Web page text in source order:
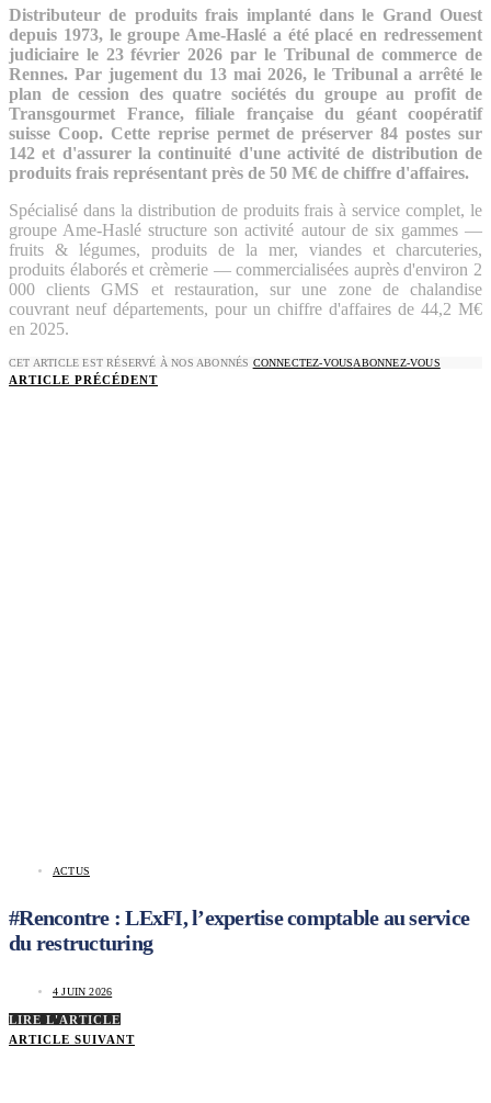
Distributeur de produits frais implanté dans le Grand Ouest
depuis 1973, le groupe Ame-Haslé a été placé en redressement
judiciaire le 23 février 2026 par le Tribunal de commerce de
Rennes. Par jugement du 13 mai 2026, le Tribunal a arrêté le
plan de cession des quatre sociétés du groupe au profit de
Transgourmet France, filiale française du géant coopératif
suisse Coop. Cette reprise permet de préserver 84 postes sur
142 et d'assurer la continuité d'une activité de distribution de
produits frais représentant près de 50 M€ de chiffre d'affaires.
Spécialisé dans la distribution de produits frais à service complet, le
groupe Ame-Haslé structure son activité autour de six gammes —
fruits & légumes, produits de la mer, viandes et charcuteries,
produits élaborés et crèmerie — commercialisées auprès d'environ 2
000 clients GMS et restauration, sur une zone de chalandise
couvrant neuf départements, pour un chiffre d'affaires de 44,2 M€
en 2025.
CET ARTICLE EST RÉSERVÉ À NOS ABONNÉS CONNECTEZ-VOUSABONNEZ-VOUS
ARTICLE PRÉCÉDENT
ACTUS
#Rencontre : LExFI, l’expertise comptable au service
du restructuring
4 JUIN 2026
LIRE L'ARTICLE
ARTICLE SUIVANT